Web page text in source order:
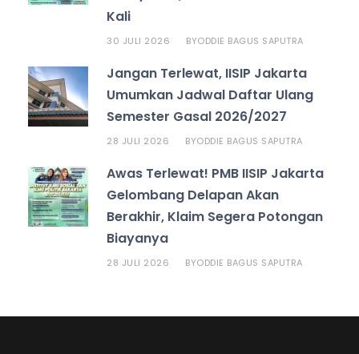
Kali
30 JULI 2026 BYODDIE BAGUS SAPUTRA
Jangan Terlewat, IISIP Jakarta
Umumkan Jadwal Daftar Ulang
Semester Gasal 2026/2027
28 JULI 2026 BYODDIE BAGUS SAPUTRA
Awas Terlewat! PMB IISIP Jakarta
Gelombang Delapan Akan
Berakhir, Klaim Segera Potongan
Biayanya
28 JULI 2026 BYODDIE BAGUS SAPUTRA